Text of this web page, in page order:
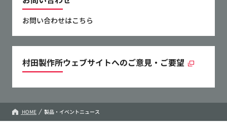
お問い合わせはこちら
村田製作所ウェブサイトへのご意見・ご要望
HOME 製品・イベントニュース